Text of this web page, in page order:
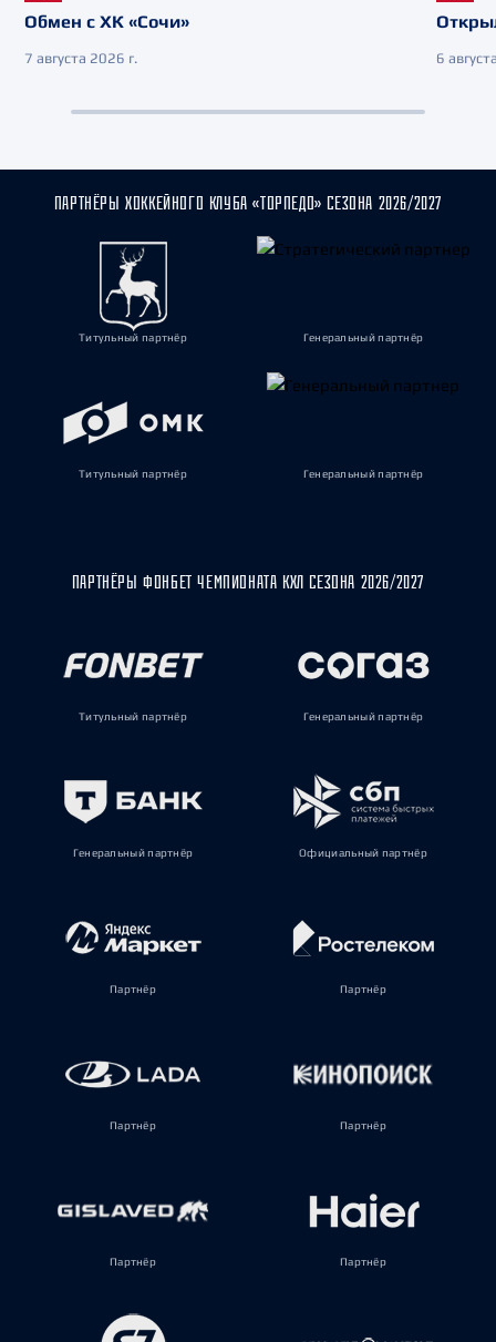
Обмен с ХК «Сочи»
7 августа 2026 г. 6
ПАРТНЁРЫ ХОККЕЙНОГО КЛУБА «ТОРПЕДО» СЕЗОНА 2026/2027
Титульный партнёр Генеральный партнёр
Титульный партнёр Генеральный партнёр
ПАРТНЁРЫ ФОНБЕТ ЧЕМПИОНАТА КХЛ СЕЗОНА 2026/2027
Титульный партнёр Генеральный партнёр
Генеральный партнёр Официальный партнёр
Партнёр Партнёр
Партнёр Партнёр
Партнёр Партнёр